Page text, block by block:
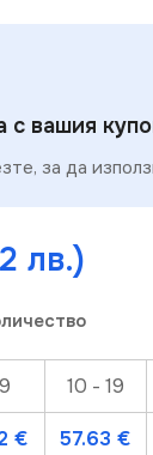
с вашия
за да
лв.)
10 - 19
€ 57.63€